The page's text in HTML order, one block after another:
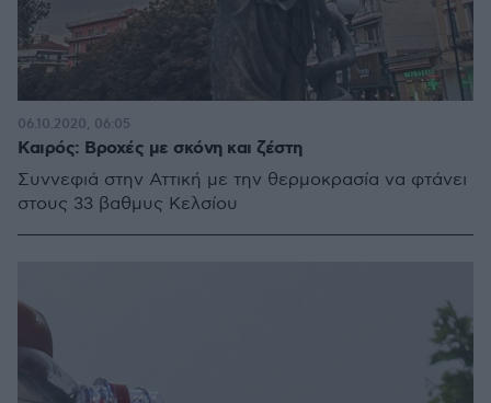
Καιρός: Βροχές με σκόνη και ζέστη
Συννεφιά στην Αττική με την θερμοκρασία να φτάνει
στους 33 βαθμυς Κελσίου
06.10.2020, 06:05